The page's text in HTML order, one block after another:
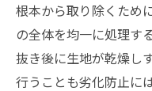
根本から取り除くため
の全体を均一に処理す
抜き後に生地が乾燥し
行うことも劣化防止に